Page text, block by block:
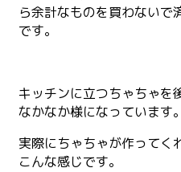
ら余計なものを買わないで
です。
キッチンに立つちゃちゃを
なかなか様になっています。
実際にちゃちゃが作ってく
こんな感じです。